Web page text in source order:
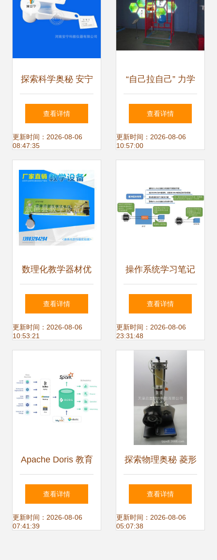
备
探索科学奥秘 安宁
科教81208榨汁器
在小学数理化教学
查看详情
更新时间：2026-08-06
08:47:35
“自己拉自己” 力学
科技馆中的经典数
学物理教学实验器
查看详情
更新时间：2026-08-06
10:57:00
数理化教学器材优
质商家置顶推荐 |
启蒙与进阶兼备的
查看详情
更新时间：2026-08-06
10:53:21
操作系统学习笔记
第六章 设备管理
王道考研
查看详情
更新时间：2026-08-06
23:31:48
Apache Doris 教育
大数据产品的利器
与数理教学器材的
查看详情
更新时间：2026-08-06
07:41:39
探索物理奥秘 菱形
热气机模型与数理
化教学器材的融合
查看详情
更新时间：2026-08-06
05:07:38